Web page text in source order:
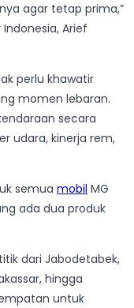
agar tetap prima,”
Arief
perlu khawatir
momen lebaran.
secara
udara, kinerja rem,
semua mobil MG
ada dua produk
dari Jabodetabek,
hingga
untuk